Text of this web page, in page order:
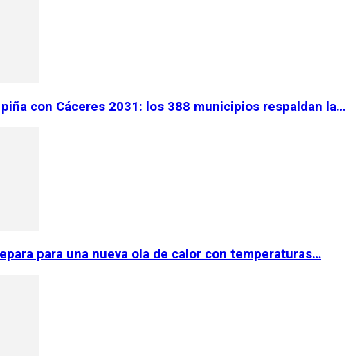
con Cáceres 2031: los 388 municipios respaldan la…
para una nueva ola de calor con temperaturas…